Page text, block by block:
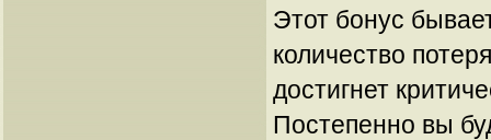
Этот бонус
количество
достигнет
Постепенно вы